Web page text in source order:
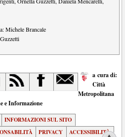
Michele Brancale
a cura di:
Città
Metropolitana
e Informazione
INFORMAZIONI SUL SITO
PRIVACY
ACCESSIBILITÀ